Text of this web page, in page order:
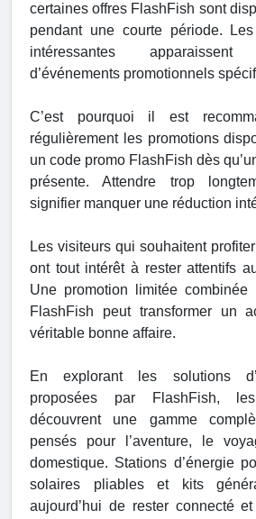
certaines offres FlashFish sont
pendant une courte période.
intéressantes
d’événements promotionnels
C’est pourquoi il est
régulièrement les promotions
un code promo FlashFish dès
présente. Attendre trop
signifier manquer une réduction
Les visiteurs qui souhaitent
ont tout intérêt à rester attentifs
Une promotion limitée
FlashFish peut transformer un
véritable bonne affaire.
En explorant les solutions
proposées par FlashFish, les
découvrent une gamme
pensés pour l’aventure, le
domestique. Stations d’énergie
solaires pliables et kits
aujourd’hui de rester connecté